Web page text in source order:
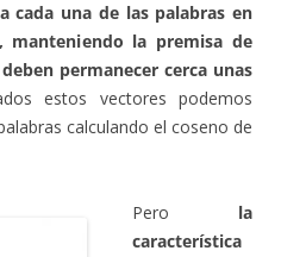
cada una de las palabras en
manteniendo la premisa de
permanecer cerca unas
estos vectores podemos
calculando el coseno de
Pero la
característica